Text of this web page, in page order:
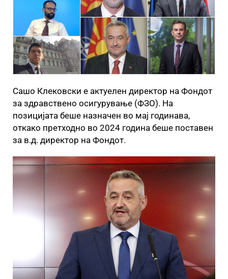
Сашо Клековски е актуелен директор на Фондот
за здравствено осигурување (ФЗО). На
позицијата беше назначен во мај годинава,
откако претходно во 2024 година беше поставен
за в.д. директор на Фондот.